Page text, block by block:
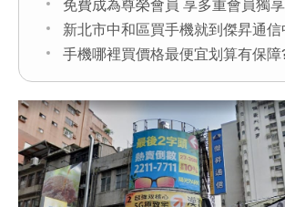
免費成為尊榮會員 享多重會員獨
新北市中和區買手機就到傑昇通信
手機哪裡買價格最便宜划算有保障